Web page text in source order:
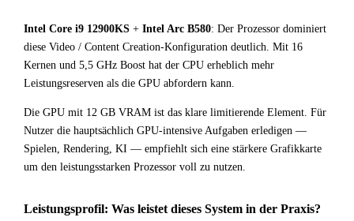
Intel Core i9 12900KS + Intel Arc B580: Der Prozessor dominiert
diese Video / Content Creation-Konfiguration deutlich. Mit 16
Kernen und 5,5 GHz Boost hat der CPU erheblich mehr
Leistungsreserven als die GPU abfordern kann.
Die GPU mit 12 GB VRAM ist das klare limitierende Element. Für
Nutzer die hauptsächlich GPU-intensive Aufgaben erledigen —
Spielen, Rendering, KI — empfiehlt sich eine stärkere Grafikkarte
um den leistungsstarken Prozessor voll zu nutzen.
Leistungsprofil: Was leistet dieses System in der Praxis?